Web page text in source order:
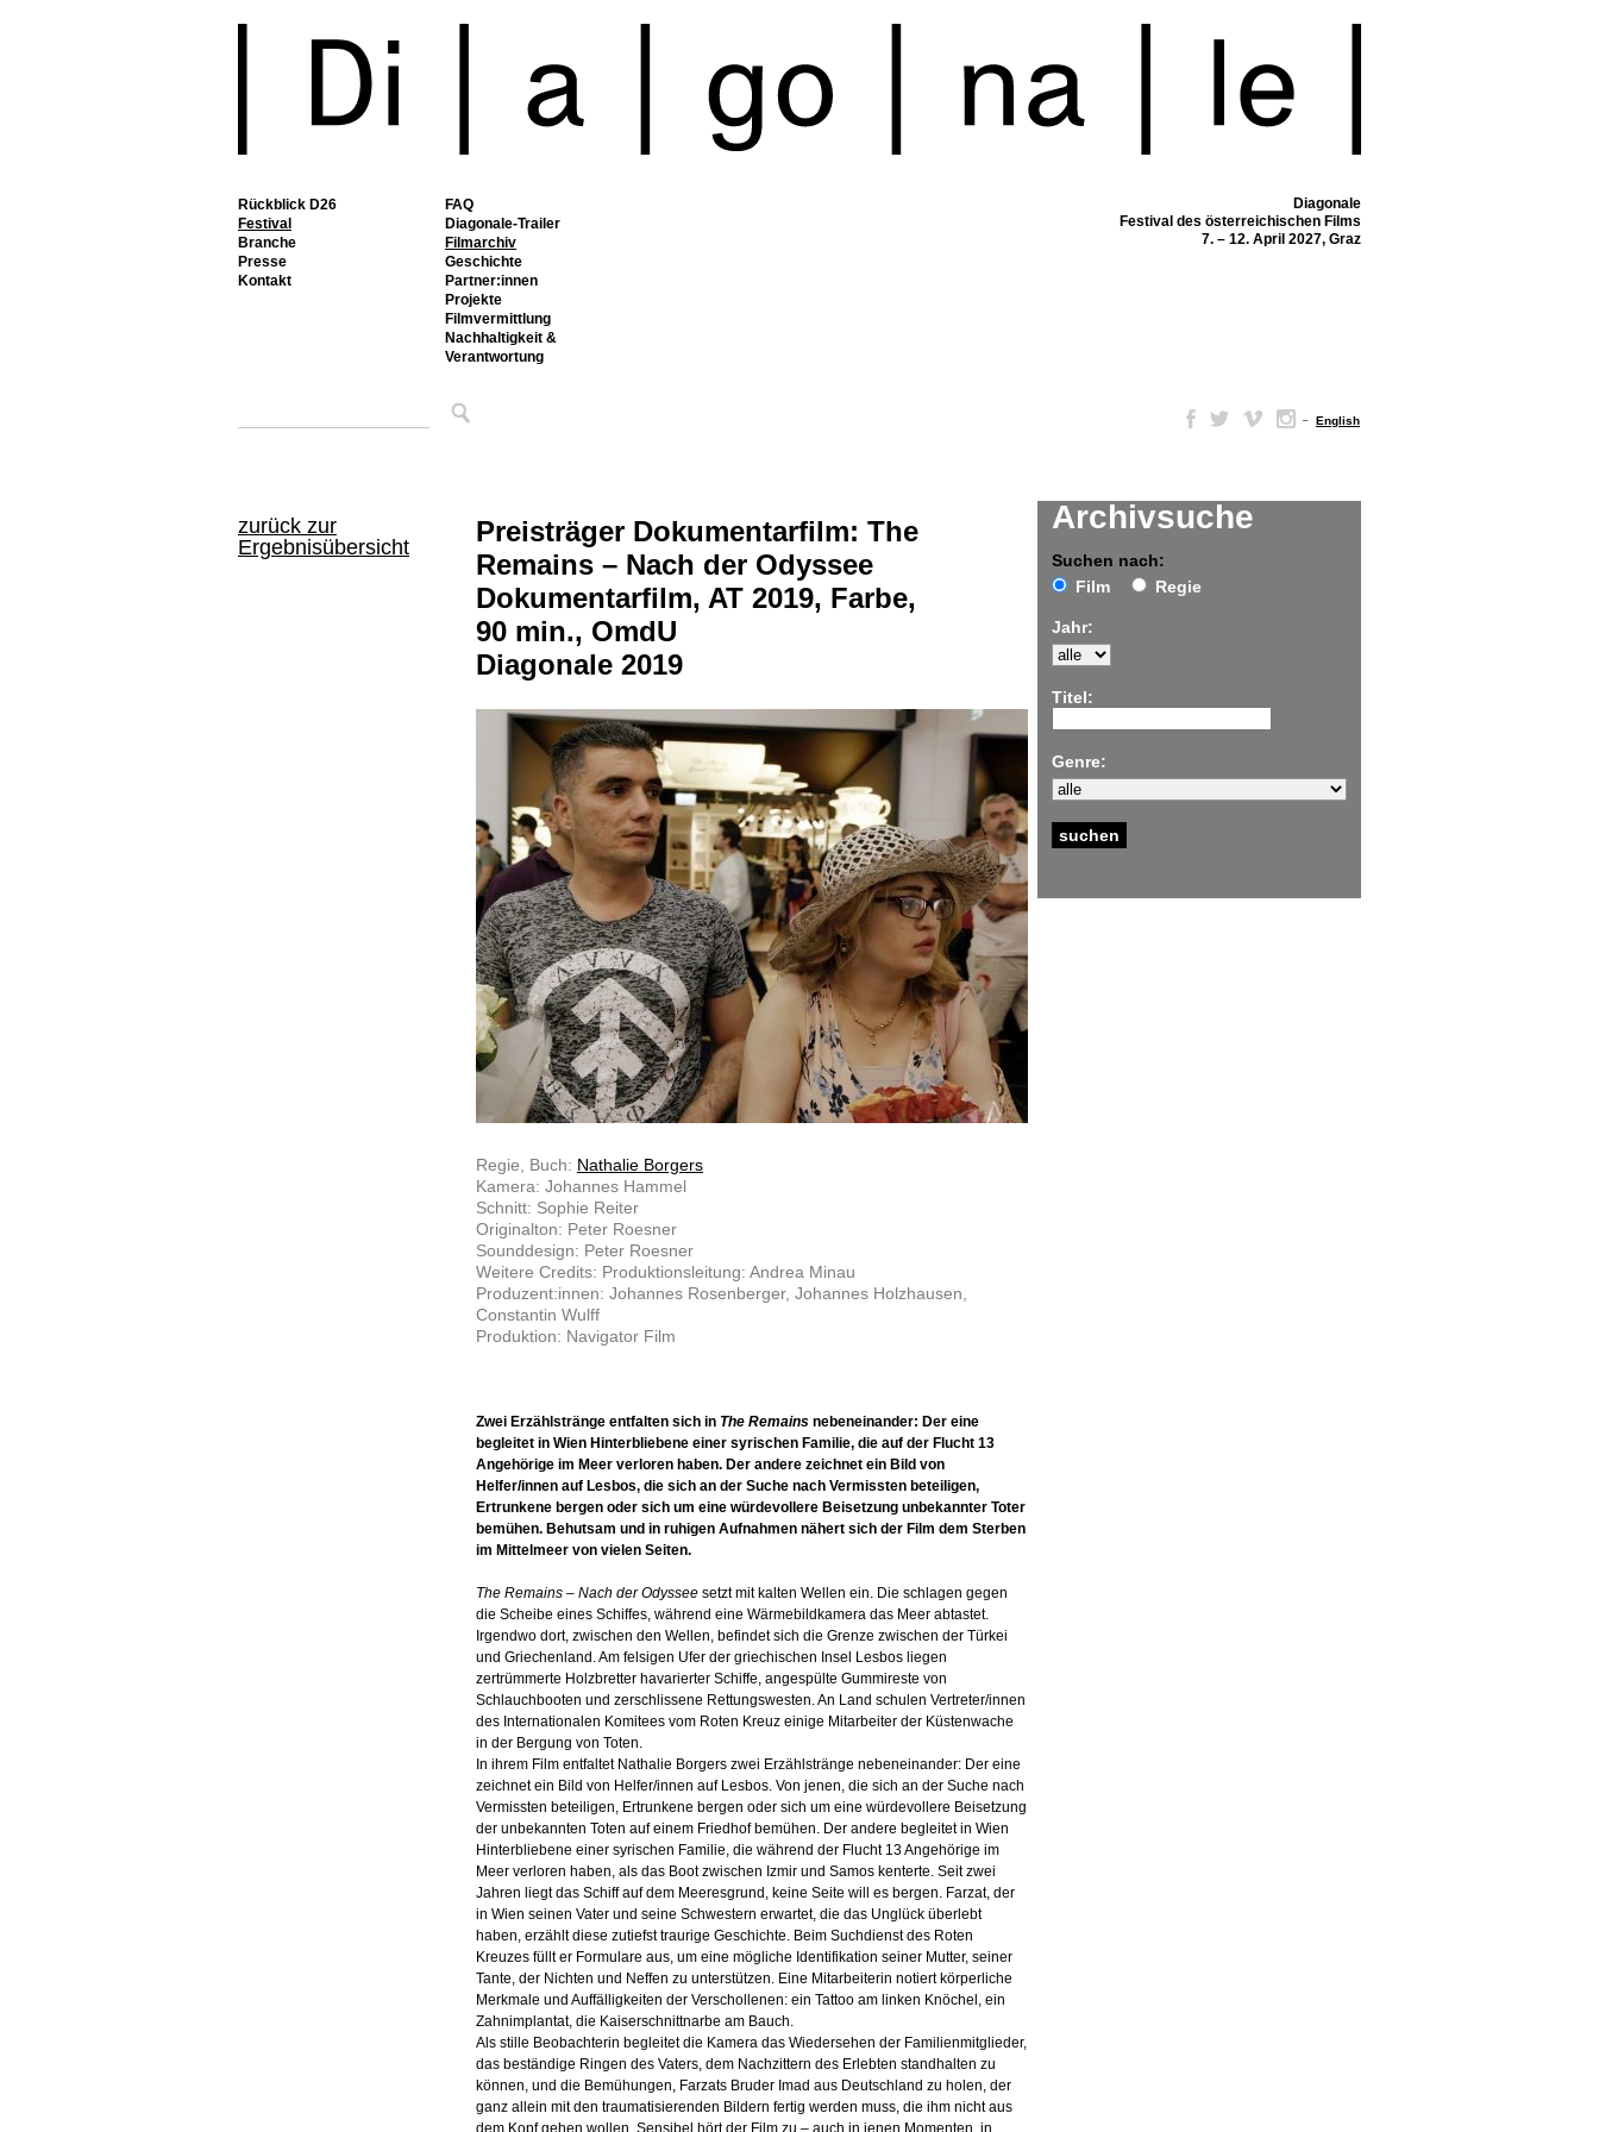
Rückblick D26
Festival
FAQ
Diagonale-Trailer
Filmarchiv
Geschichte
Partner:innen
Projekte
Filmvermittlung
Nachhaltigkeit &
Verantwortung
Branche
Presse
Kontakt
Diagonale
Festival des österreichischen Films
7. – 12. April 2027, Graz
– English
zurück zur
Ergebnisübersicht
Archivsuche
Suchen nach:
Film
Regie
Jahr:
Titel:
Genre:
Preisträger Dokumentarfilm: The
Remains – Nach der Odyssee
Dokumentarfilm, AT 2019, Farbe,
90 min., OmdU
Diagonale 2019
Regie, Buch: Nathalie Borgers
Kamera: Johannes Hammel
Schnitt: Sophie Reiter
Originalton: Peter Roesner
Sounddesign: Peter Roesner
Weitere Credits: Produktionsleitung: Andrea Minau
Produzent:innen: Johannes Rosenberger, Johannes Holzhausen,
Constantin Wulff
Produktion: Navigator Film
Zwei Erzählstränge entfalten sich in The Remains nebeneinander: Der eine
begleitet in Wien Hinterbliebene einer syrischen Familie, die auf der Flucht 13
Angehörige im Meer verloren haben. Der andere zeichnet ein Bild von
Helfer/innen auf Lesbos, die sich an der Suche nach Vermissten beteiligen,
Ertrunkene bergen oder sich um eine würdevollere Beisetzung unbekannter Toter
bemühen. Behutsam und in ruhigen Aufnahmen nähert sich der Film dem Sterben
im Mittelmeer von vielen Seiten.
The Remains – Nach der Odyssee setzt mit kalten Wellen ein. Die schlagen gegen
die Scheibe eines Schiffes, während eine Wärmebildkamera das Meer abtastet.
Irgendwo dort, zwischen den Wellen, befindet sich die Grenze zwischen der Türkei
und Griechenland. Am felsigen Ufer der griechischen Insel Lesbos liegen
zertrümmerte Holzbretter havarierter Schiffe, angespülte Gummireste von
Schlauchbooten und zerschlissene Rettungswesten. An Land schulen Vertreter/innen
des Internationalen Komitees vom Roten Kreuz einige Mitarbeiter der Küstenwache
in der Bergung von Toten.
In ihrem Film entfaltet Nathalie Borgers zwei Erzählstränge nebeneinander: Der eine
zeichnet ein Bild von Helfer/innen auf Lesbos. Von jenen, die sich an der Suche nach
Vermissten beteiligen, Ertrunkene bergen oder sich um eine würdevollere Beisetzung
der unbekannten Toten auf einem Friedhof bemühen. Der andere begleitet in Wien
Hinterbliebene einer syrischen Familie, die während der Flucht 13 Angehörige im
Meer verloren haben, als das Boot zwischen Izmir und Samos kenterte. Seit zwei
Jahren liegt das Schiff auf dem Meeresgrund, keine Seite will es bergen. Farzat, der
in Wien seinen Vater und seine Schwestern erwartet, die das Unglück überlebt
haben, erzählt diese zutiefst traurige Geschichte. Beim Suchdienst des Roten
Kreuzes füllt er Formulare aus, um eine mögliche Identifikation seiner Mutter, seiner
Tante, der Nichten und Neffen zu unterstützen. Eine Mitarbeiterin notiert körperliche
Merkmale und Auffälligkeiten der Verschollenen: ein Tattoo am linken Knöchel, ein
Zahnimplantat, die Kaiserschnittnarbe am Bauch.
Als stille Beobachterin begleitet die Kamera das Wiedersehen der Familienmitglieder,
das beständige Ringen des Vaters, dem Nachzittern des Erlebten standhalten zu
können, und die Bemühungen, Farzats Bruder Imad aus Deutschland zu holen, der
ganz allein mit den traumatisierenden Bildern fertig werden muss, die ihm nicht aus
dem Kopf gehen wollen. Sensibel hört der Film zu – auch in jenen Momenten, in